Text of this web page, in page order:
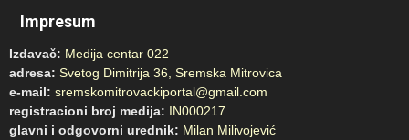
Impresum
Izdavač: Medija centar 022
adresa: Svetog Dimitrija 36, Sremska Mitrovica
e-mail: sremskomitrovackiportal@gmail.com
registracioni broj medija: IN000217
glavni i odgovorni urednik: Milan Milivojević